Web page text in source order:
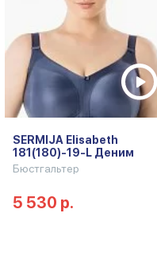
SERMIJA Elisabeth
181(180)-19-L Деним
Бюстгальтер
5 530 р.